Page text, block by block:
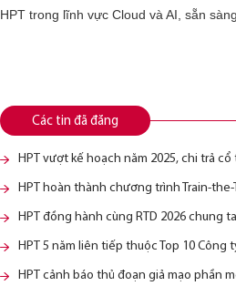
HPT trong lĩnh vực Cloud và AI, sẵn
Các tin đã đăng
HPT vượt kế hoạch năm 2025, chi trả
HPT hoàn thành chương trình Train-
HPT đồng hành cùng RTD 2026
HPT 5 năm liên tiếp thuộc Top 10
HPT cảnh báo thủ đoạn giả mạo phần